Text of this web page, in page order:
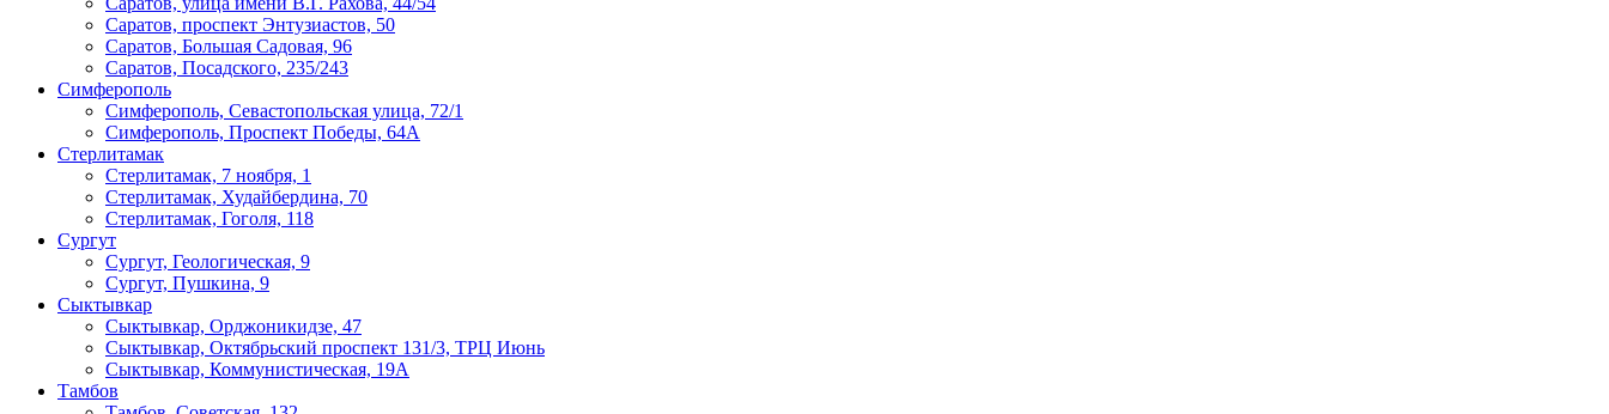
Саратов, проспект Энтузиастов, 50
​Саратов, Большая Садовая, 96
Саратов, Посадского, 235/243
Симферополь
Симферополь, Севастопольская улица, 72/1
Симферополь, Проспект Победы, 64А
Стерлитамак
Стерлитамак, 7 ноября, 1
Стерлитамак, Худайбердина, 70
Стерлитамак, Гоголя, 118
Сургут
Сургут, Геологическая, 9
Сургут, Пушкина, 9
Сыктывкар
Сыктывкар, Орджоникидзе, 47
Сыктывкар, Октябрьский проспект 131/3, ТРЦ Июнь
Сыктывкар, Коммунистическая, 19А
Тамбов